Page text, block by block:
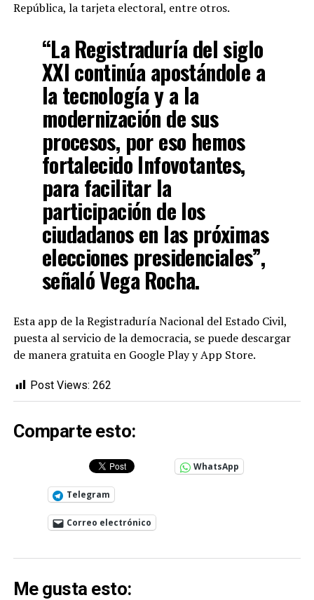
República, la tarjeta electoral, entre otros.
“La Registraduría del siglo
XXI continúa apostándole a
la tecnología y a la
modernización de sus
procesos, por eso hemos
fortalecido Infovotantes,
para facilitar la
participación de los
ciudadanos en las próximas
elecciones presidenciales”,
señaló Vega Rocha.
Esta app de la Registraduría Nacional del Estado Civil,
puesta al servicio de la democracia, se puede descargar
de manera gratuita en Google Play y App Store.
Post Views: 262
Comparte esto:
WhatsApp
Telegram
Correo electrónico
Me gusta esto: